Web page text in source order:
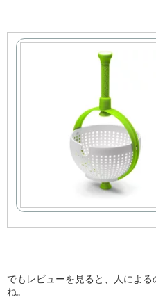
でもレビューを見ると、人によ
ね。